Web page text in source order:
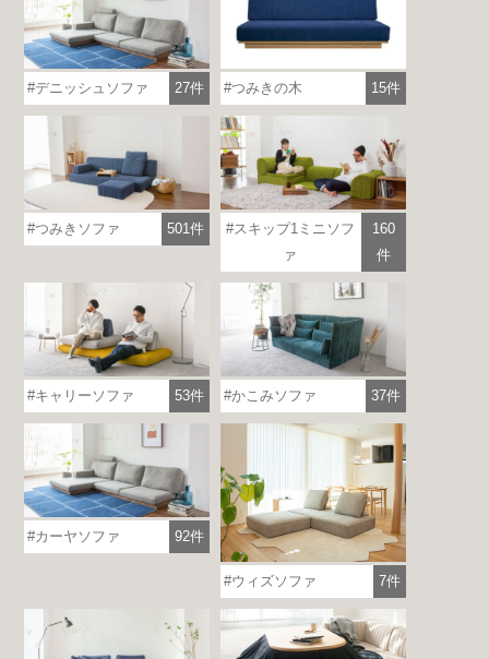
デニッシュソファ 27件 つみきの木 15件
つみきソファ 501件
スキップ1ミニソフ
ァ
160
件
キャリーソファ 53件 かこみソファ 37件
カーヤソファ 92件
ウィズソファ 7件